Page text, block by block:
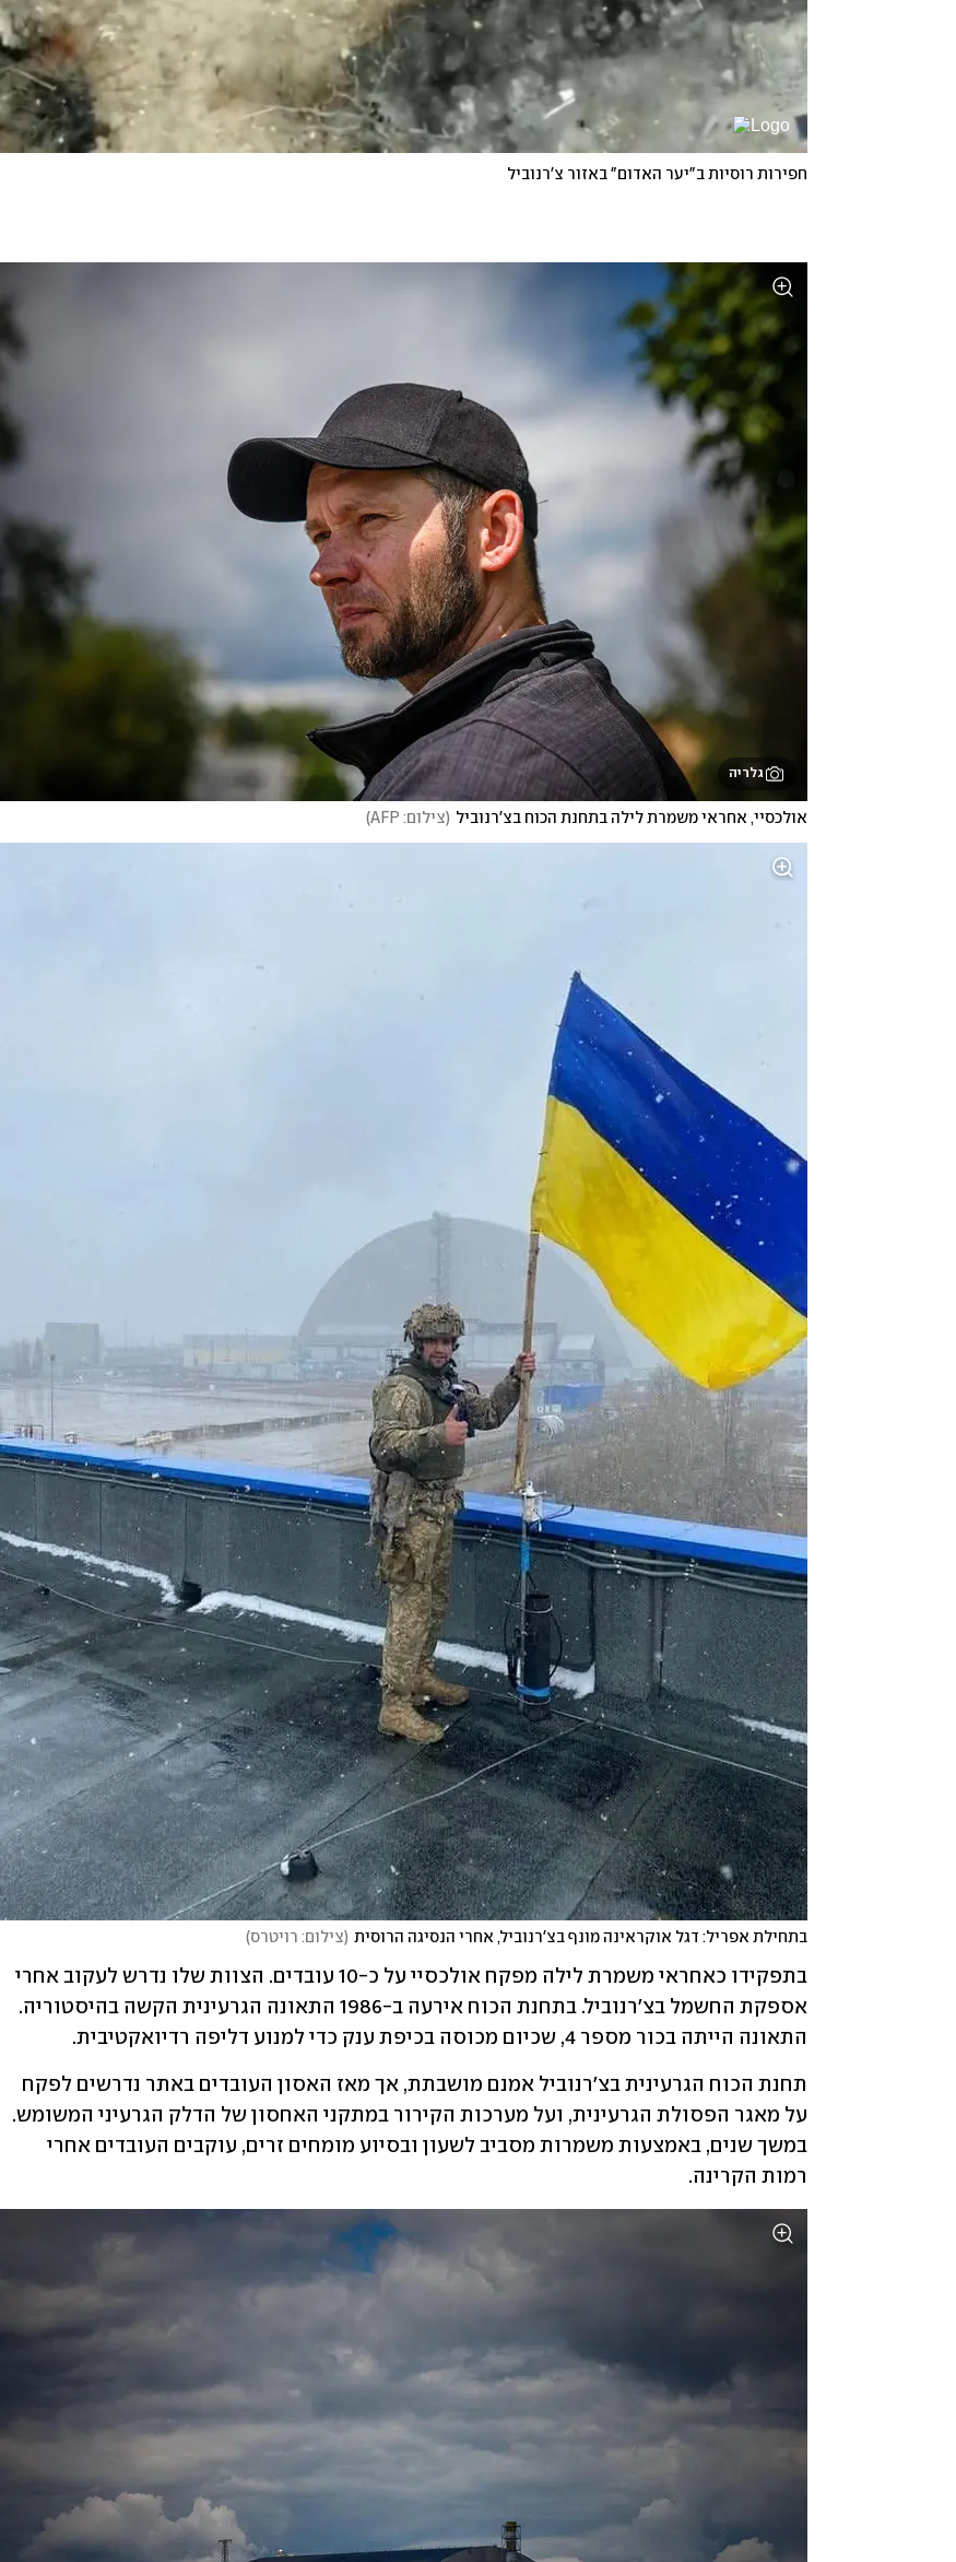
חפירות רוסיות ב"יער האדום" באזור צ'רנוביל
גלריה
אולכסיי, אחראי משמרת לילה בתחנת הכוח בצ'רנוביל (צילום: AFP )
בתחילת אפריל: דגל אוקראינה מונף בצ'רנוביל, אחרי הנסיגה הרוסית (צילום: רויטרס)
התאונה הייתה בכור מספר 4, שכיום מכוסה בכיפת ענק כדי למנוע דליפה רדיואקטיבית.
רמות הקרינה.